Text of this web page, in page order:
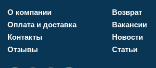
О компании
Оплата и доставка
Контакты
Отзывы
Возврат
Вакансии
Новости
Статьи